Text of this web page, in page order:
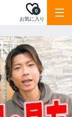
お気に入り
0